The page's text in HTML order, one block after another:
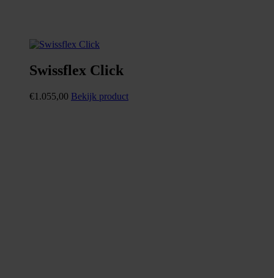
Swissflex Click
€1.055,00 Bekijk product